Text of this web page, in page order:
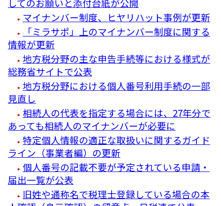
マイナンバー制度、ヒヤリハット事例が更新
「ミラサポ」上のマイナンバー制度に関する
情報が更新
地方税分野の主な申告手続等における様式が
総務省サイトで公表
地方税分野における個人番号利用手続の一部
見直し
相続人の代表を指定する場合には、27年分で
あっても相続人のマイナンバーが必要に
特定個人情報の適正な取扱いに関するガイド
ライン（事業者編）の更新
個人番号の記載不要が予定されている申請・
届出一覧が公表
旧姓や通称名で税理士登録している場合の本